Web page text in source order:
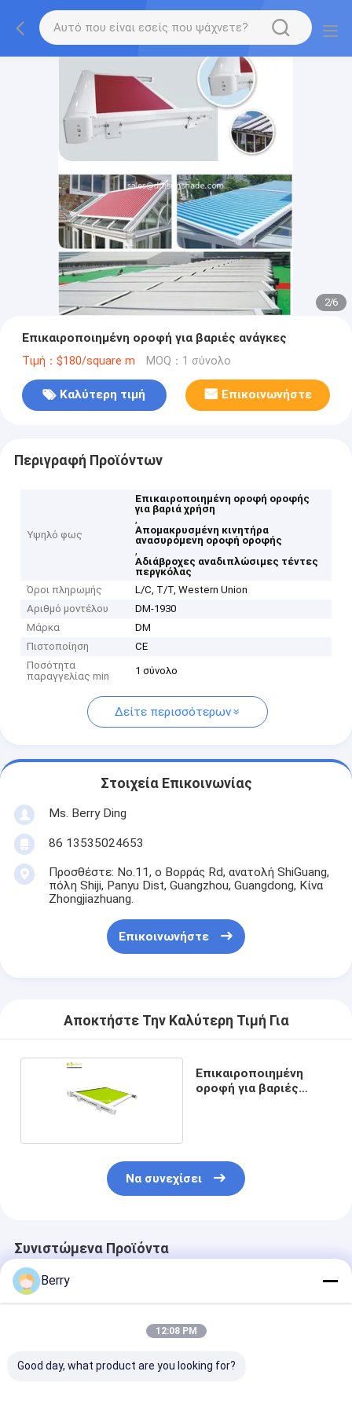
2/6
Επικαιροποιημένη οροφή για βαριές ανάγκες
Τιμή：$180/square m MOQ：1 σύνολο
Καλύτερη τιμή Επικοινωνήστε
Περιγραφή Προϊόντων
Υψηλό φως
Επικαιροποιημένη οροφή οροφής
για βαριά χρήση
,
Απομακρυσμένη κινητήρα
ανασυρόμενη οροφή οροφής
,
Αδιάβροχες αναδιπλώσιμες τέντες
περγκόλας
Όροι πληρωμής
L/C, T/T, Western Union
Αριθμό μοντέλου
DM-1930
Μάρκα
DM
Πιστοποίηση
CE
Ποσότητα
παραγγελίας min
1 σύνολο
Δείτε περισσότερων
Στοιχεία Επικοινωνίας
Ms. Berry Ding
86 13535024653
Προσθέστε: No.11, ο Βορράς Rd, ανατολή ShiGuang,
πόλη Shiji, Panyu Dist, Guangzhou, Guangdong, Κίνα
Zhongjiazhuang.
Επικοινωνήστε
Αποκτήστε Την Καλύτερη Τιμή Για
Επικαιροποιημένη
οροφή για βαριές
Να συνεχίσει
Συνιστώμενα Προϊόντα
Berry
12:08 PM
Good day, what product are you looking for?